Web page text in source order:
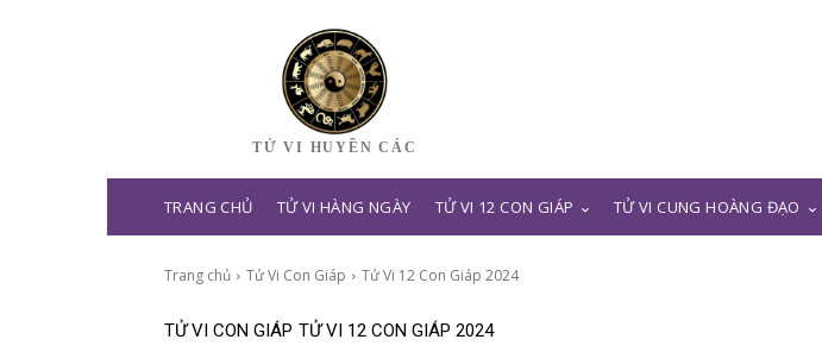
TỬ VI HUYỀN CÁC
TRANG CHỦ TỬ VI HÀNG NGÀY TỬ VI 12 CON GIÁP TỬ VI CUNG HOÀNG ĐẠO
Trang chủ Tử Vi Con Giáp Tử Vi 12 Con Giáp 2024
TỬ VI CON GIÁP TỬ VI 12 CON GIÁP 2024